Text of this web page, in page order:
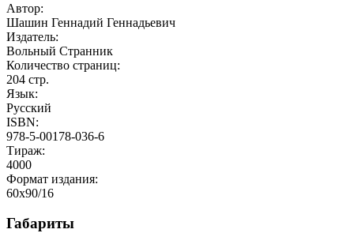
Автор:
Шашин Геннадий Геннадьевич
Издатель:
Вольный Странник
Количество страниц:
204 стр.
Язык:
Русский
ISBN:
978-5-00178-036-6
Тираж:
4000
Формат издания:
60x90/16
Габариты